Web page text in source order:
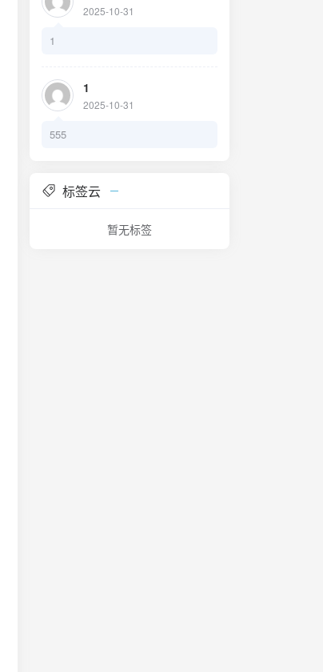
2025-10-31
1
1
2025-10-31
555
标签云
暂无标签